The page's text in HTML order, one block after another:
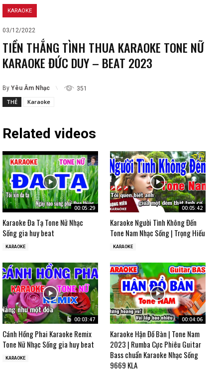
KARAOKE
03/12/2022
TIỀN THẮNG TÌNH THUA KARAOKE TONE NỮ
KARAOKE ĐỨC DUY – BEAT 2023
By Yêu Âm Nhạc 351
THẺ Karaoke
Related videos
00:05:29
Karaoke Đa Tạ Tone Nữ Nhạc
Sống gia huy beat
KARAOKE
00:05:42
Karaoke Người Tình Không Đến
Tone Nam Nhạc Sống | Trọng Hiếu
KARAOKE
00:03:47
Cánh Hồng Phai Karaoke Remix
Tone Nữ Nhạc Sống gia huy beat
KARAOKE
00:04:06
Karaoke Hận Đồ Bàn | Tone Nam
2023 | Rumba Cực Phiêu Guitar
Bass chuẩn Karaoke Nhạc Sống
9669 KLA